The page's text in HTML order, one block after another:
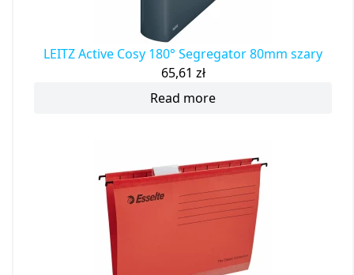
LEITZ Active Cosy 180° Segregator 80mm szary
65,61 zł
Read more